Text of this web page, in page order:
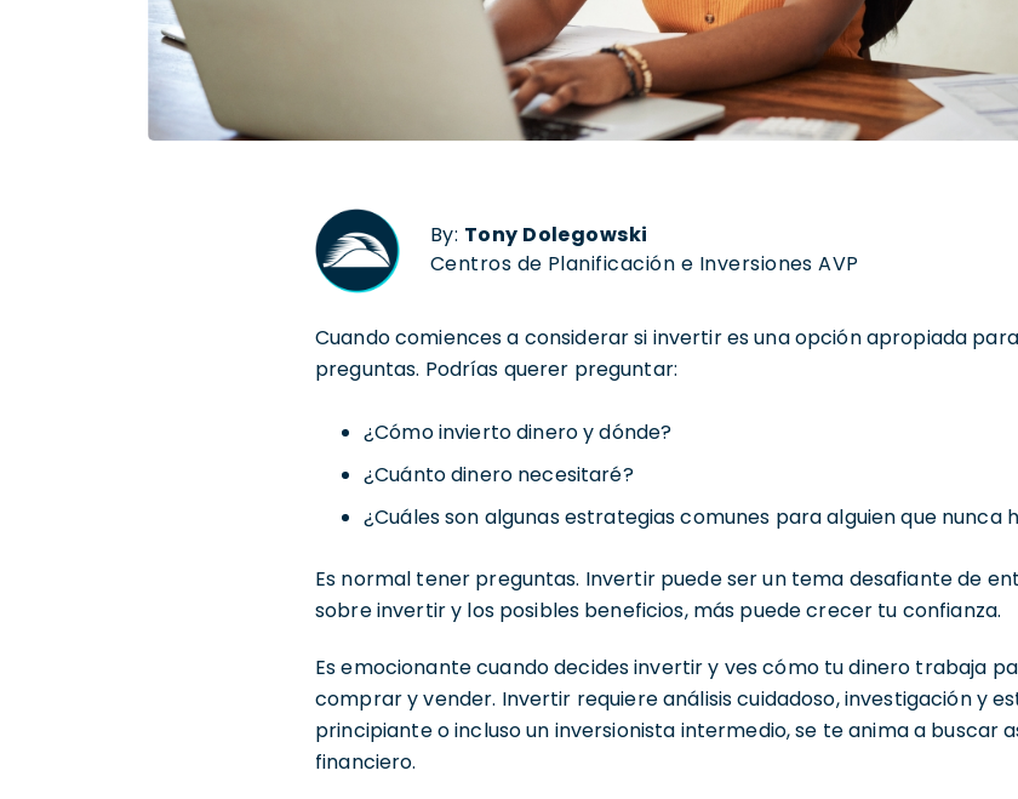
By: Tony Dolegowski
Centros de Planificación e Inversiones AVP
Cuando comiences a considerar si invertir es una opción apropiada
preguntas. Podrías querer preguntar:
¿Cómo invierto dinero y dónde?
¿Cuánto dinero necesitaré?
¿Cuáles son algunas estrategias comunes para alguien que nunca
Es normal tener preguntas. Invertir puede ser un tema desafiante de
sobre invertir y los posibles beneficios, más puede crecer tu confianza.
Es emocionante cuando decides invertir y ves cómo tu dinero trabaja
comprar y vender. Invertir requiere análisis cuidadoso, investigación y
principiante o incluso un inversionista intermedio, se te anima a buscar
financiero.